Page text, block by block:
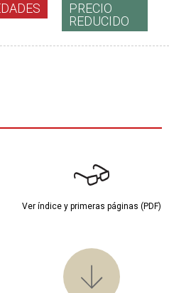
PRECIO
REDUCIDO
Ver índice y primeras páginas (PDF)